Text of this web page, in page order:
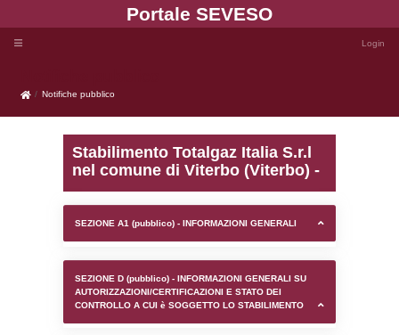
Portale
Notifiche pubblico
Notifiche pubblico
Stabilimento Totalgaz
nel comune di Viterbo